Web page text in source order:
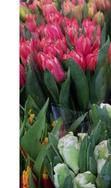
Hagebutten
Hermes
Hochzeiten
Impressum